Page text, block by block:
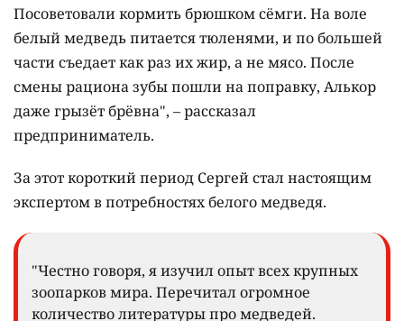
Посоветовали кормить брюшком сёмги. На воле
белый медведь питается тюленями, и по большей
части съедает как раз их жир, а не мясо. После
смены рациона зубы пошли на поправку, Алькор
даже грызёт брёвна", – рассказал
предприниматель.
За этот короткий период Сергей стал настоящим
экспертом в потребностях белого медведя.
"Честно говоря, я изучил опыт всех крупных
зоопарков мира. Перечитал огромное
количество литературы про медведей.